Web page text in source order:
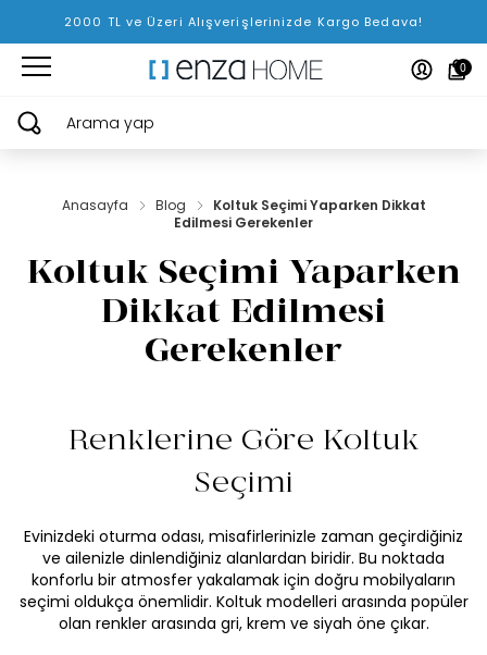
2000 TL ve Üzeri Alışverişlerinizde Kargo Bedava!
0
Arama yap
Anasayfa Blog
Koltuk Seçimi Yaparken Dikkat
Edilmesi Gerekenler
Koltuk Seçimi Yaparken
Dikkat Edilmesi
Gerekenler
Renklerine Göre Koltuk
Seçimi
Evinizdeki oturma odası, misafirlerinizle zaman geçirdiğiniz
ve ailenizle dinlendiğiniz alanlardan biridir. Bu noktada
konforlu bir atmosfer yakalamak için doğru mobilyaların
seçimi oldukça önemlidir. Koltuk modelleri arasında popüler
olan renkler arasında gri, krem ve siyah öne çıkar.